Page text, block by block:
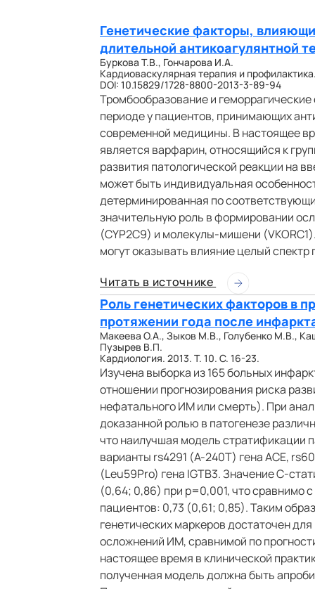
Генетические факторы,
длительной антикоагулянтной
Буркова Т.В., Гончарова И.А.
Кардиоваскулярная терапия и
DOI: 10.15829/1728-8800-2013-3-89-94
Тромбообразование и
периоде у пациентов, принимающих
современной медицины. В настоящее
является варфарин, относящийся к
развития патологической реакции на
может быть индивидуальная
детерминированная по
значительную роль в формировании
(CYP2C9) и молекулы-мишени
могут оказывать влияние целый
Читать в источнике
Роль генетических факторов в
протяжении года после
Макеева О.А., Зыков М.В., Голубенко М.В.,
Пузырев В.П.
Кардиология. 2013. Т. 10. С. 16-23.
Изучена выборка из 165 больных
отношении прогнозирования риска
нефатального ИМ или смерть). При
доказанной ролью в патогенезе
что наилучшая модель стратификации
варианты rs4291 (А-240Т) гена ACE,
(Leu59Pro) гена IGTB3. Значение C-
(0,64; 0,86) при р=0,001, что сравнимо
пациентов: 0,73 (0,61; 0,85). Таким
генетических маркеров достаточен
осложнений ИМ, сравнимой по
настоящее время в клинической
полученная модель должна быть